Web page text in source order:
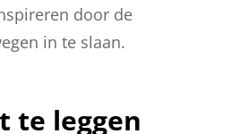
door de
in te slaan.
te leggen